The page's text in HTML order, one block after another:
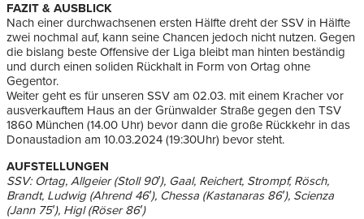
FAZIT & AUSBLICK
Nach einer durchwachsenen ersten Hälfte dreht der SSV in Hälfte
zwei nochmal auf, kann seine Chancen jedoch nicht nutzen. Gegen
die bislang beste Offensive der Liga bleibt man hinten beständig
und durch einen soliden Rückhalt in Form von Ortag ohne
Gegentor.
Weiter geht es für unseren SSV am 02.03. mit einem Kracher vor
ausverkauftem Haus an der Grünwalder Straße gegen den TSV
1860 München (14.00 Uhr) bevor dann die große Rückkehr in das
Donaustadion am 10.03.2024 (19:30Uhr) bevor steht.
AUFSTELLUNGEN
SSV: Ortag, Allgeier (Stoll 90′), Gaal, Reichert, Strompf, Rösch,
Brandt, Ludwig (Ahrend 46′), Chessa (Kastanaras 86′), Scienza
(Jann 75′), Higl (Röser 86′)